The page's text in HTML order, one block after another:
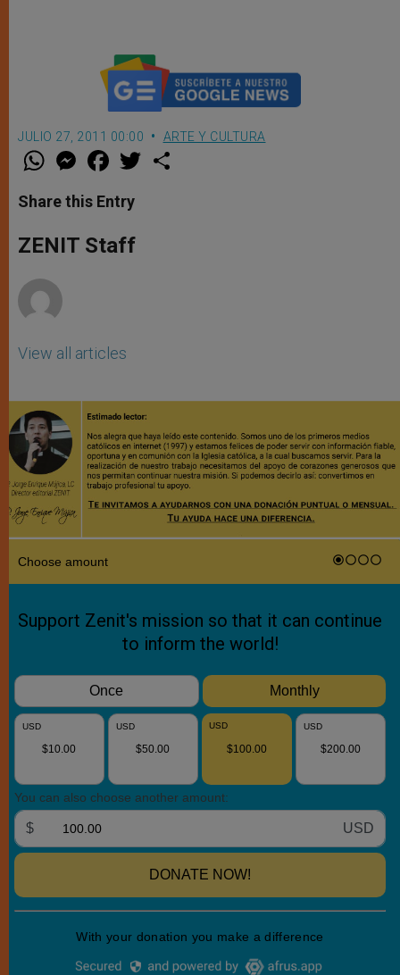
JULIO 27, 2011 00:00 ARTE Y CULTURA
W
t
s
p
p
M
e
s
e
g
e
F
a
e
b
o
k
w
Share this Entry
ZENIT Staff
View all articles